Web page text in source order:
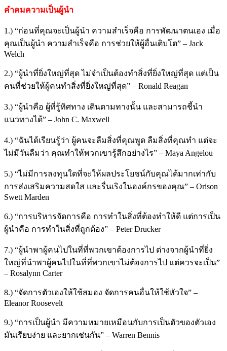
คำคมความเป็นผู้นำ
1.) “ก่อนที่คุณจะเป็นผู้นำ ความสำเร็จคือ การพัฒนาตนเอง เมื่อ
คุณเป็นผู้นำ ความสำเร็จคือ การช่วยให้ผู้อื่นเติบโต” – Jack
Welch
2.) “ผู้นำที่ยิ่งใหญ่ที่สุด ไม่จำเป็นต้องทำสิ่งที่ยิ่งใหญ่ที่สุด แต่เป็น
คนที่ช่วยให้ผู้คนทำสิ่งที่ยิ่งใหญ่ที่สุด” – Ronald Reagan
3.) “ผู้นำคือ ผู้ที่รู้ทิศทาง เดินตามทางนั้น และสามารถชี้นำ
แนวทางได้” – John C. Maxwell
4.) “ฉันได้เรียนรู้ว่า ผู้คนจะลืมสิ่งที่คุณพูด ลืมสิ่งที่คุณทำ แต่จะ
ไม่มีวันลืมว่า คุณทำให้พวกเขารู้สึกอย่างไร” – Maya Angelou
5.) “ไม่มีการลงทุนใดที่จะให้ผลประโยชน์กับคุณได้มากเท่ากับ
การส่งเสริมความสดใส และรื่นเริงในองค์กรของคุณ” – Orison
Swett Marden
6.) “การบริหารจัดการคือ การทำในสิ่งที่ต้องทำให้ดี แต่การเป็น
ผู้นำคือ การทำในสิ่งที่ถูกต้อง” – Peter Drucker
7.) “ผู้นำพาผู้คนไปในที่ที่พวกเขาต้องการไป ต่างจากผู้นำที่ยิ่ง
ใหญ่ที่นำพาผู้คนไปในที่ที่พวกเขาไม่ต้องการไป แต่ควรจะเป็น”
– Rosalynn Carter
8.) “จัดการตัวเองให้ใช้สมอง จัดการคนอื่นให้ใช้หัวใจ” –
Eleanor Roosevelt
9.) “การเป็นผู้นำ มีความหมายเหมือนกับการเป็นตัวของตัวเอง
มันเรียบง่าย และยากเช่นกัน” – Warren Bennis